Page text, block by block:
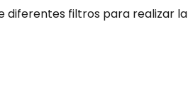
diferentes filtros para realizar la